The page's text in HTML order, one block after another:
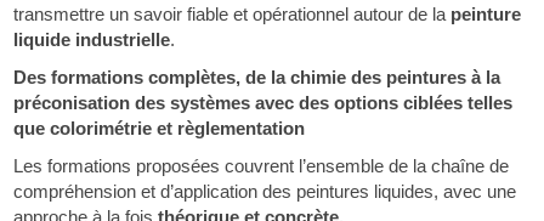
transmettre un savoir fiable et opérationnel autour de la peinture
liquide industrielle.
Des formations complètes, de la chimie des peintures à la
préconisation des systèmes avec des options ciblées telles
que colorimétrie et règlementation
Les formations proposées couvrent l’ensemble de la chaîne de
compréhension et d’application des peintures liquides, avec une
approche à la foisthéorique et concrète.